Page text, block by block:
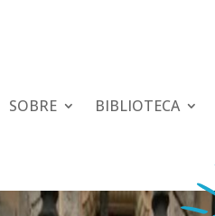
SOBRE BIBLIOTECA